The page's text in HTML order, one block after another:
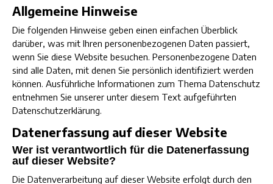
Allgemeine Hinweise
Die folgenden Hinweise geben einen einfachen Überblick
darüber, was mit Ihren personenbezogenen Daten passiert,
wenn Sie diese Website besuchen. Personenbezogene Daten
sind alle Daten, mit denen Sie persönlich identifiziert werden
können. Ausführliche Informationen zum Thema Datenschutz
entnehmen Sie unserer unter diesem Text aufgeführten
Datenschutzerklärung.
Datenerfassung auf dieser Website
Wer ist verantwortlich für die Datenerfassung
auf dieser Website?
Die Datenverarbeitung auf dieser Website erfolgt durch den